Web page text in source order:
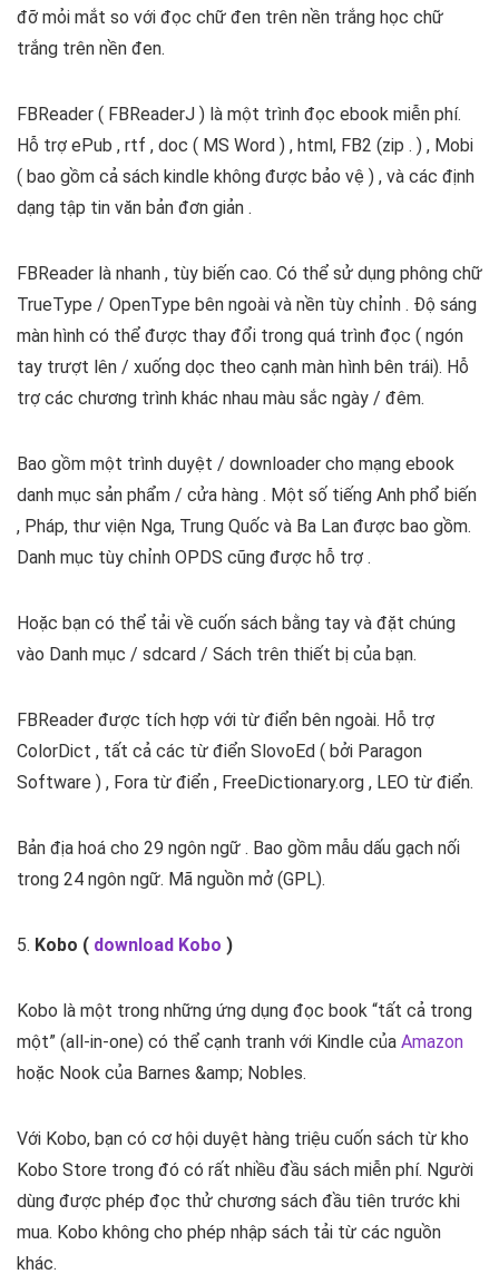
đỡ mỏi mắt so với đọc chữ đen trên nền trắng học chữ
trắng trên nền đen.
FBReader ( FBReaderJ ) là một trình đọc ebook miễn phí.
Hỗ trợ ePub , rtf , doc ( MS Word ) , html, FB2 (zip . ) , Mobi
( bao gồm cả sách kindle không được bảo vệ ) , và các định
dạng tập tin văn bản đơn giản .
FBReader là nhanh , tùy biến cao. Có thể sử dụng phông chữ
TrueType / OpenType bên ngoài và nền tùy chỉnh . Độ sáng
màn hình có thể được thay đổi trong quá trình đọc ( ngón
tay trượt lên / xuống dọc theo cạnh màn hình bên trái). Hỗ
trợ các chương trình khác nhau màu sắc ngày / đêm.
Bao gồm một trình duyệt / downloader cho mạng ebook
danh mục sản phẩm / cửa hàng . Một số tiếng Anh phổ biến
, Pháp, thư viện Nga, Trung Quốc và Ba Lan được bao gồm.
Danh mục tùy chỉnh OPDS cũng được hỗ trợ .
Hoặc bạn có thể tải về cuốn sách bằng tay và đặt chúng
vào Danh mục / sdcard / Sách trên thiết bị của bạn.
FBReader được tích hợp với từ điển bên ngoài. Hỗ trợ
ColorDict , tất cả các từ điển SlovoEd ( bởi Paragon
Software ) , Fora từ điển , FreeDictionary.org , LEO từ điển.
Bản địa hoá cho 29 ngôn ngữ . Bao gồm mẫu dấu gạch nối
trong 24 ngôn ngữ. Mã nguồn mở (GPL).
5. Kobo ( download Kobo )
Kobo là một trong những ứng dụng đọc book “tất cả trong
một” (all-in-one) có thể cạnh tranh với Kindle của Amazon
hoặc Nook của Barnes &amp; Nobles.
Với Kobo, bạn có cơ hội duyệt hàng triệu cuốn sách từ kho
Kobo Store trong đó có rất nhiều đầu sách miễn phí. Người
dùng được phép đọc thử chương sách đầu tiên trước khi
mua. Kobo không cho phép nhập sách tải từ các nguồn
khác.